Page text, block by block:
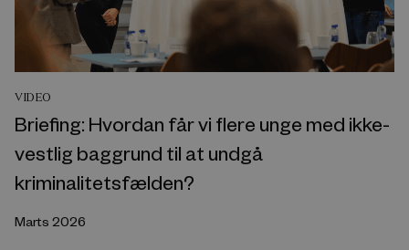
VIDEO
Briefing: Hvordan får vi flere unge med ikke-
vestlig baggrund til at undgå
kriminalitetsfælden?
Marts 2026